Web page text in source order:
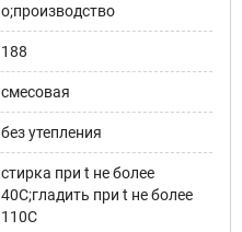
о;производство
188
смесовая
без утепления
стирка при t не более
40С;гладить при t не более
110С